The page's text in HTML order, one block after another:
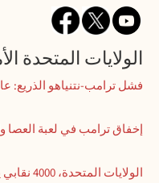
الولايات المتحدة
فشل ترامب-نتنياهو الذريع:
إخفاق ترامب في لعبة العصا
الولايات